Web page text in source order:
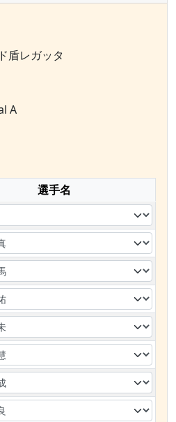
盾レガッタ
A
選手名